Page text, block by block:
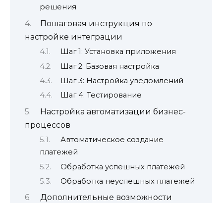
решения
Пошаговая инструкция по
настройке интеграции
Шаг 1: Установка приложения
Шаг 2: Базовая настройка
Шаг 3: Настройка уведомлений
Шаг 4: Тестирование
Настройка автоматизации бизнес-
процессов
Автоматическое создание
платежей
Обработка успешных платежей
Обработка неуспешных платежей
Дополнительные возможности